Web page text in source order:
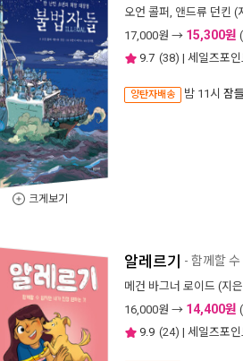
크게보기
오언 콜퍼 , 앤드류 던킨 (
17,000원 → 15,300원 (
9.7 (38) | 세일즈포인
양탄자배송 밤 11시 잠
알레르기 - 함께할
메건 바그너 로이드 (지
16,000원 → 14,400원 (
9.9 (24) | 세일즈포인